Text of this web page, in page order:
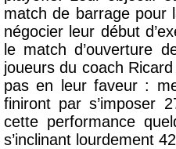
match de barrage pour
négocier leur début
le match d’ouverture
joueurs du coach
pas en leur faveur :
finiront par s’imposer
cette performance
s’inclinant lourdement